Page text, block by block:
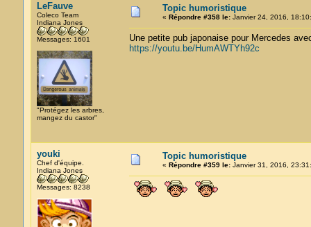
LeFauve
Coleco Team
Indiana Jones
Messages: 1601
"Protégez les arbres,
mangez du castor"
Topic humoristique
« Répondre #358 le:Janvier 24, 2016,
Une petite pub japonaise pour Mercedes
https://youtu.be/HumAWTYh92c
youki
Chef d'équipe.
Indiana Jones
Messages: 8238
Topic humoristique
« Répondre #359 le:Janvier 31, 2016,